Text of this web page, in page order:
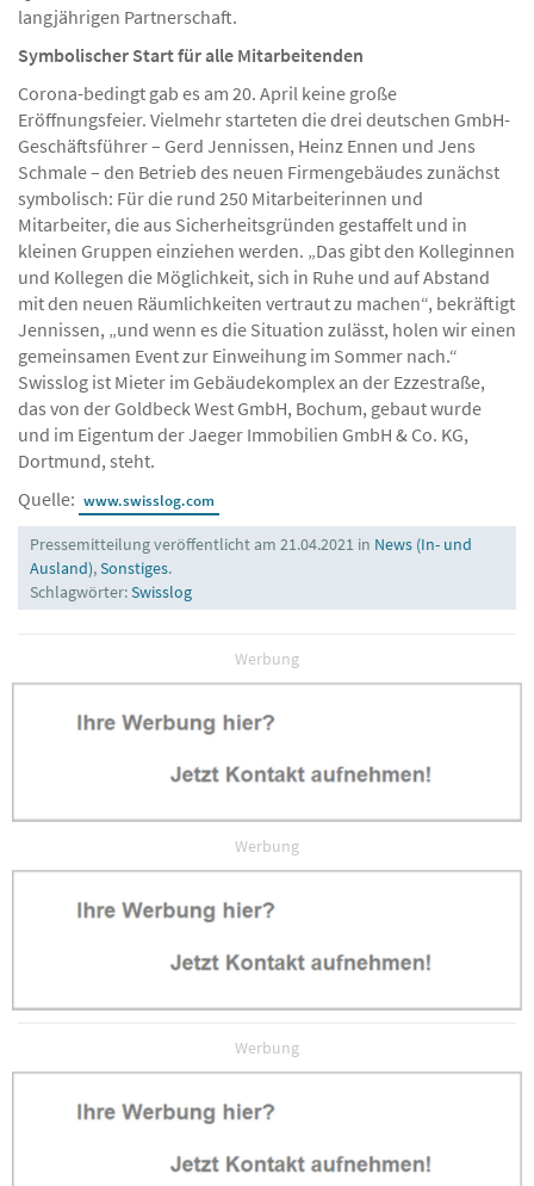
langjährigen Partnerschaft.
Symbolischer Start für alle Mitarbeitenden
Corona-bedingt gab es am 20. April keine große
Eröffnungsfeier. Vielmehr starteten die drei deutschen GmbH-
Geschäftsführer – Gerd Jennissen, Heinz Ennen und Jens
Schmale – den Betrieb des neuen Firmengebäudes zunächst
symbolisch: Für die rund 250 Mitarbeiterinnen und
Mitarbeiter, die aus Sicherheitsgründen gestaffelt und in
kleinen Gruppen einziehen werden. „Das gibt den Kolleginnen
und Kollegen die Möglichkeit, sich in Ruhe und auf Abstand
mit den neuen Räumlichkeiten vertraut zu machen“, bekräftigt
Jennissen, „und wenn es die Situation zulässt, holen wir einen
gemeinsamen Event zur Einweihung im Sommer nach.“
Swisslog ist Mieter im Gebäudekomplex an der Ezzestraße,
das von der Goldbeck West GmbH, Bochum, gebaut wurde
und im Eigentum der Jaeger Immobilien GmbH & Co. KG,
Dortmund, steht.
Quelle: www.swisslog.com
Pressemitteilung veröffentlicht am 21.04.2021 in News (In- und
Ausland),Sonstiges.
Schlagwörter:Swisslog
Werbung
Werbung
Werbung